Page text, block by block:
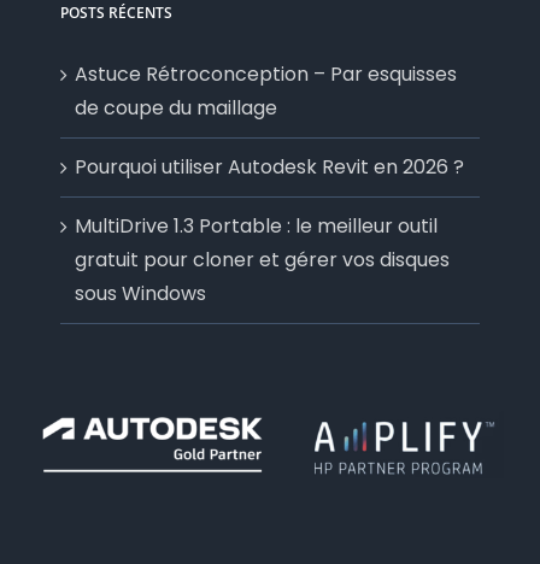
POSTS RÉCENTS
Astuce Rétroconception – Par esquisses
de coupe du maillage
Pourquoi utiliser Autodesk Revit en 2026 ?
MultiDrive 1.3 Portable : le meilleur outil
gratuit pour cloner et gérer vos disques
sous Windows